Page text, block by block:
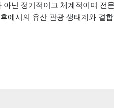
닌 정기적이고 체계적이며 전
에시의 유산 관광 생태계와 결